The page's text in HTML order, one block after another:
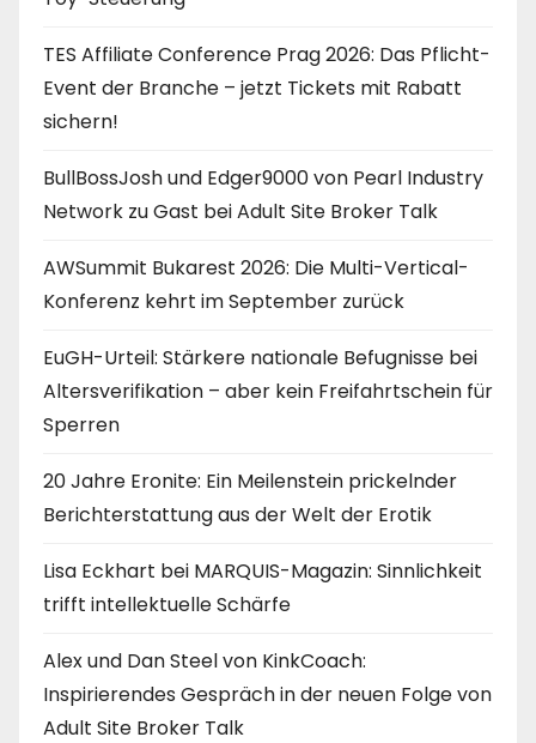
TES Affiliate Conference Prag 2026: Das Pflicht-
Event der Branche – jetzt Tickets mit Rabatt
sichern!
BullBossJosh und Edger9000 von Pearl Industry
Network zu Gast bei Adult Site Broker Talk
AWSummit Bukarest 2026: Die Multi-Vertical-
Konferenz kehrt im September zurück
EuGH-Urteil: Stärkere nationale Befugnisse bei
Altersverifikation – aber kein Freifahrtschein für
Sperren
20 Jahre Eronite: Ein Meilenstein prickelnder
Berichterstattung aus der Welt der Erotik
Lisa Eckhart bei MARQUIS-Magazin: Sinnlichkeit
trifft intellektuelle Schärfe
Alex und Dan Steel von KinkCoach:
Inspirierendes Gespräch in der neuen Folge von
Adult Site Broker Talk